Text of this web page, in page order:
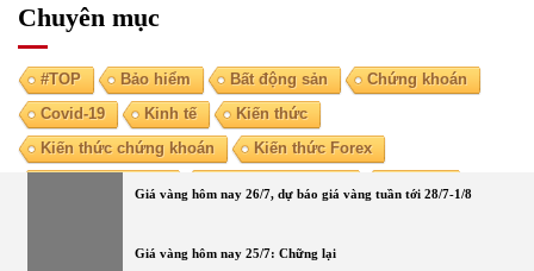
Giá vàng hôm nay 26/7, dự báo giá vàng tuần tới 28/7-1/8
Giá vàng hôm nay 25/7: Chững lại
Chuyên mục
#TOP Bảo hiểm Bất động sản
Chứng khoán
Covid-19
Kinh tế
Kiến thức
Kiến thức chứng khoán
Kiến thức Forex